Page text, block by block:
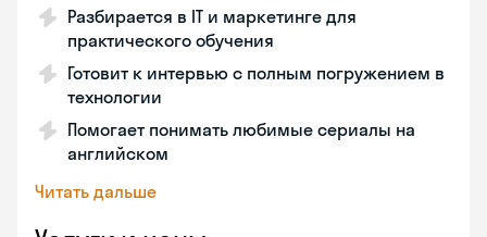
Разбирается в IT и маркетинге для
практического обучения
Готовит к интервью с полным погружением в
технологии
Помогает понимать любимые сериалы на
английском
Читать дальше